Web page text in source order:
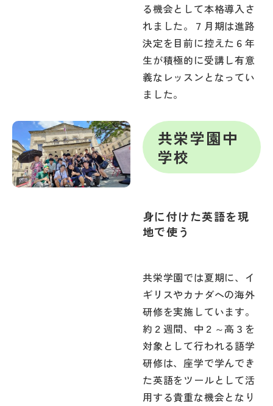
る機会として本格導入さ
れました。７月期は進路
決定を目前に控えた６年
生が積極的に受講し有意
義なレッスンとなってい
ました。
共栄学園中
学校
身に付けた英語を現
地で使う
共栄学園では夏期に、イ
ギリスやカナダへの海外
研修を実施しています。
約２週間、中２～高３を
対象として行われる語学
研修は、座学で学んでき
た英語をツールとして活
用する貴重な機会となり